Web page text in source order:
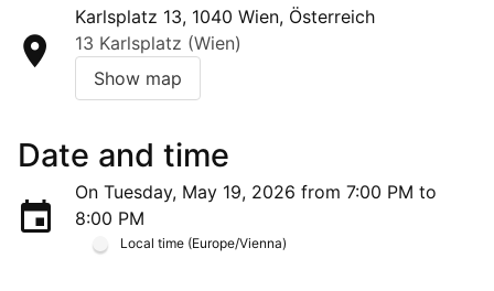
Karlsplatz 13, 1040 Wien, Österreich
13 Karlsplatz (Wien)
Show map
Date and time
On Tuesday, May 19, 2026 from 7:00 PM to
8:00 PM
Local time (Europe/Vienna)